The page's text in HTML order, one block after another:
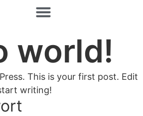
world!
This is your first post. Edit
writing!